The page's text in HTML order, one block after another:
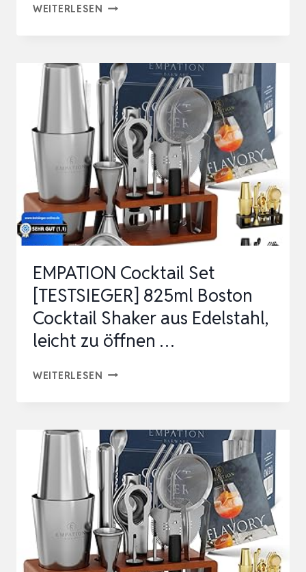
WEITERLESEN EMPATION
700ML
COBBLER
COCKTAIL
SHAKER
AUS
EDELSTAHL,
SICHERES
AUSGIESSEN &
K
E…
EMPATION Cocktail Set
[TESTSIEGER] 825ml Boston
Cocktail Shaker aus Edelstahl,
leicht zu öffnen …
WEITERLESEN EMPATION
[TESTSIEGER]
825ML
BOSTON
COCKTAIL
SHAKER
AUS
EDELSTAHL,